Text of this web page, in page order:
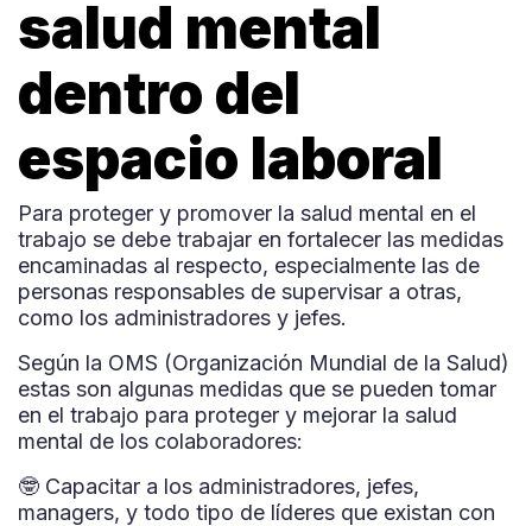
salud mental
dentro del
espacio laboral
Para proteger y promover la salud mental en el
trabajo se debe trabajar en fortalecer las medidas
encaminadas al respecto, especialmente las de
personas responsables de supervisar a otras,
como los administradores y jefes.
Según la OMS (Organización Mundial de la Salud)
estas son algunas medidas que se pueden tomar
en el trabajo para proteger y mejorar la salud
mental de los colaboradores:
🤓 Capacitar a los administradores, jefes,
managers, y todo tipo de líderes que existan con